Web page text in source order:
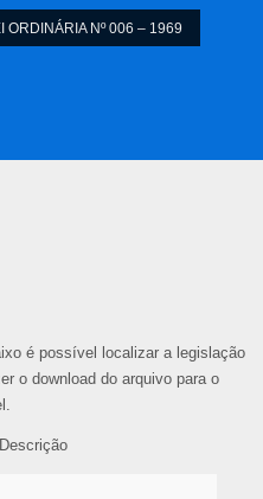
ORDINÁRIA Nº 006 – 1969
é possível localizar a legislação
o download do arquivo para o
Descrição